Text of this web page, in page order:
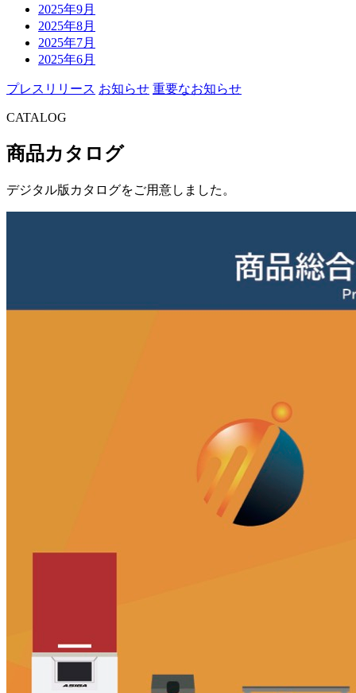
2025年9月
2025年8月
2025年7月
2025年6月
プレスリリース お知らせ 重要なお知らせ
CATALOG
商品カタログ
デジタル版カタログをご用意しました。